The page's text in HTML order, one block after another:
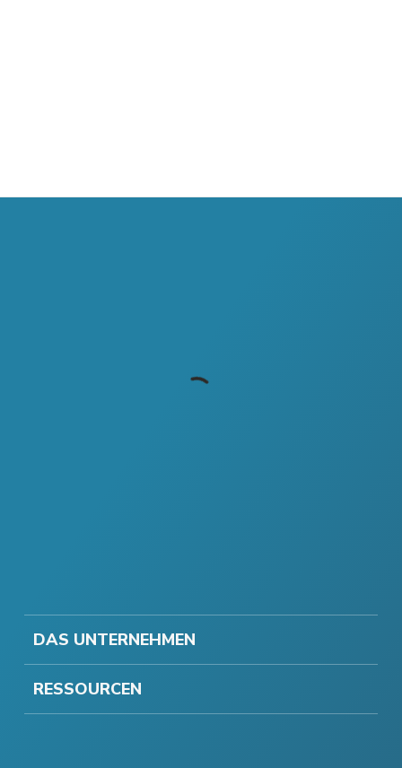
DAS UNTERNEHMEN
RESSOURCEN